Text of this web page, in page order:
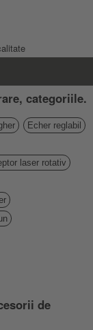
categoriile.
Echer reglabil
laser rotativ
de